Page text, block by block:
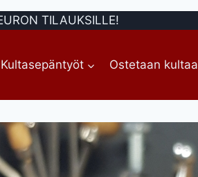
TILAUKSILLE!
Kultasepäntyöt Ostetaan kultaa